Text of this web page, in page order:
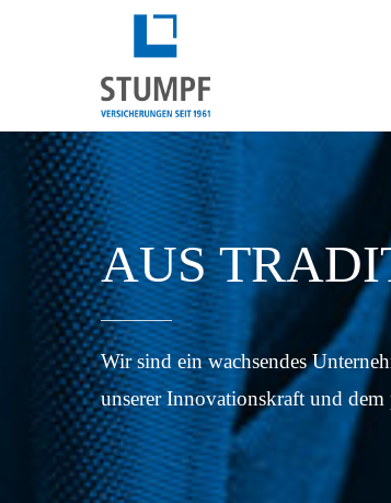
AUS
Wir sind ein wachsendes
unserer Innovationskraft und